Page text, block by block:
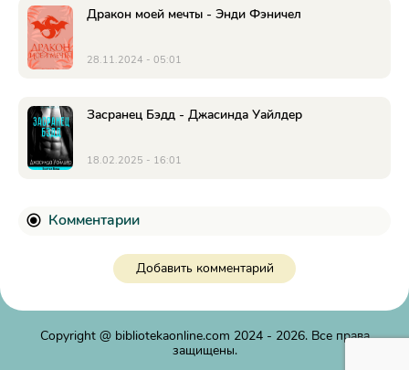
Дракон моей мечты - Энди Фэничел
28.11.2024 - 05:01
Засранец Бэдд - Джасинда Уайлдер
18.02.2025 - 16:01
Комментарии
Добавить комментарий
Copyright @ bibliotekaonline.com 2024 - 2026. Все права
защищены.